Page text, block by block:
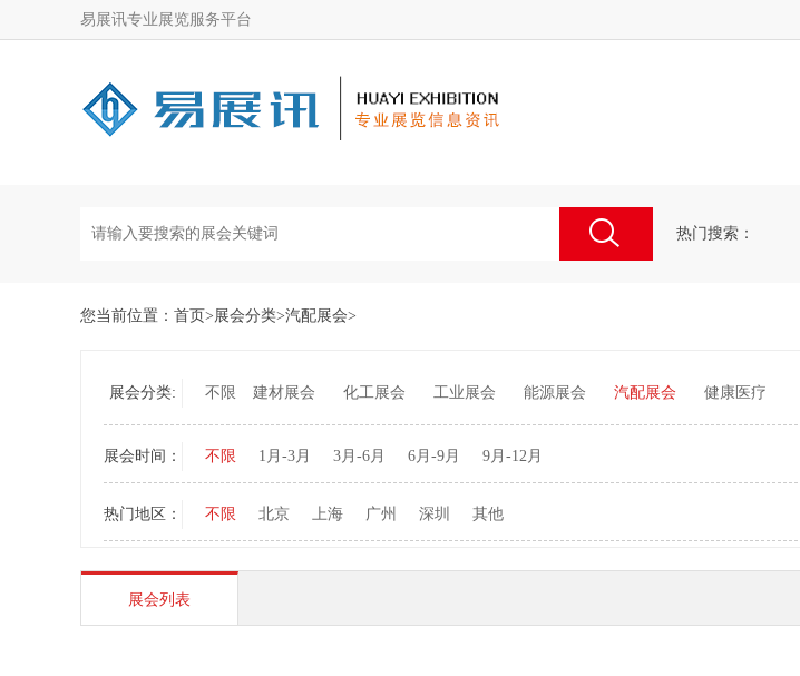
易展讯专业展览服务平台
热门搜索：
您当前位置： 首页>展会分类>汽配展会>
展会分类: 不限 建材展会 化工展会 工业展会 能源展会 汽配展会 健康医疗
展会时间： 不限 1月-3月 3月-6月 6月-9月 9月-12月
热门地区： 不限 北京 上海 广州 深圳 其他
展会列表